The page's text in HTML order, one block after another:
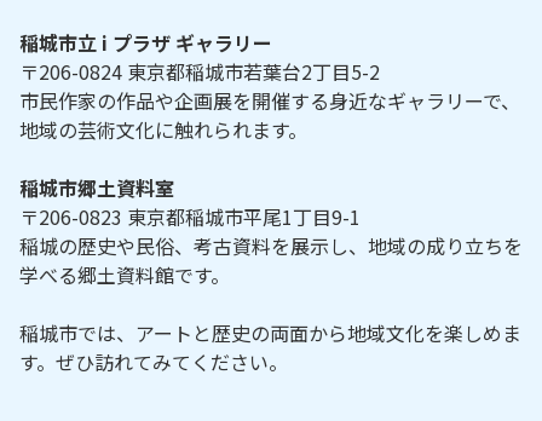
稲城市立 i プラザ ギャラリー
〒206-0824 東京都稲城市若葉台2丁目5-2
市民作家の作品や企画展を開催する身近なギャラリーで、
地域の芸術文化に触れられます。
稲城市郷土資料室
〒206-0823 東京都稲城市平尾1丁目9-1
稲城の歴史や民俗、考古資料を展示し、地域の成り立ちを
学べる郷土資料館です。
稲城市では、アートと歴史の両面から地域文化を楽しめま
す。ぜひ訪れてみてください。